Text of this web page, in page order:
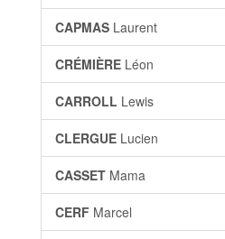
CAPMAS Laurent
CRÉMIÈRE Léon
CARROLL Lewis
CLERGUE Lucien
CASSET Mama
CERF Marcel